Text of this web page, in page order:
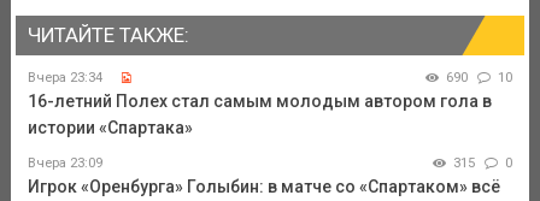
ЧИТАЙТЕ ТАКЖЕ:
Вчера 23:34 690 10
16-летний Полех стал самым молодым автором гола в
истории «Спартака»
Вчера 23:09 315 0
Игрок «Оренбурга» Голыбин: в матче со «Спартаком» всё